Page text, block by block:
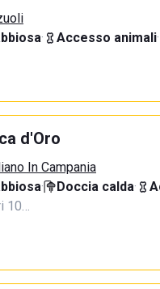
· Accesso animali·
d'Oro
In Campania
· Doccia calda·
10…